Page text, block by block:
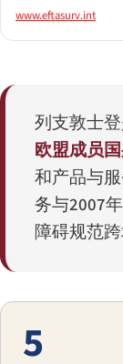
www.eftasurv.int
列支敦士
欧盟成员
和产品与
务与2007
障碍规范
5